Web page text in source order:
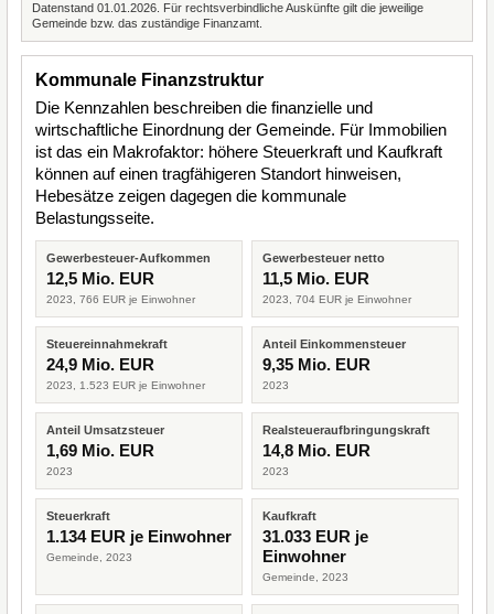
Datenstand 01.01.2026. Für rechtsverbindliche Auskünfte gilt die jeweilige
Gemeinde bzw. das zuständige Finanzamt.
Kommunale Finanzstruktur
Die Kennzahlen beschreiben die finanzielle und
wirtschaftliche Einordnung der Gemeinde. Für Immobilien
ist das ein Makrofaktor: höhere Steuerkraft und Kaufkraft
können auf einen tragfähigeren Standort hinweisen,
Hebesätze zeigen dagegen die kommunale
Belastungsseite.
Gewerbesteuer-Aufkommen
12,5 Mio. EUR
2023, 766 EUR je Einwohner
Gewerbesteuer netto
11,5 Mio. EUR
2023, 704 EUR je Einwohner
Steuereinnahmekraft
24,9 Mio. EUR
2023, 1.523 EUR je Einwohner
Anteil Einkommensteuer
9,35 Mio. EUR
2023
Anteil Umsatzsteuer
1,69 Mio. EUR
2023
Realsteueraufbringungskraft
14,8 Mio. EUR
2023
Steuerkraft
1.134 EUR je Einwohner
Gemeinde, 2023
Kaufkraft
31.033 EUR je
Einwohner
Gemeinde, 2023